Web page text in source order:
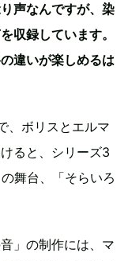
声なんですが、染
収録しています。
違いが楽しめるは
、ボリスとエルマ
ると、シリーズ3
舞台、「そらいろ
」の制作には、マ